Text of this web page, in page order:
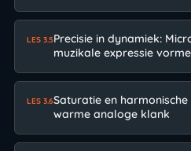
LES 3.5Precisie in dynamiek:
muzikale expressie
LES 3.6Saturatie en
warme analoge klank